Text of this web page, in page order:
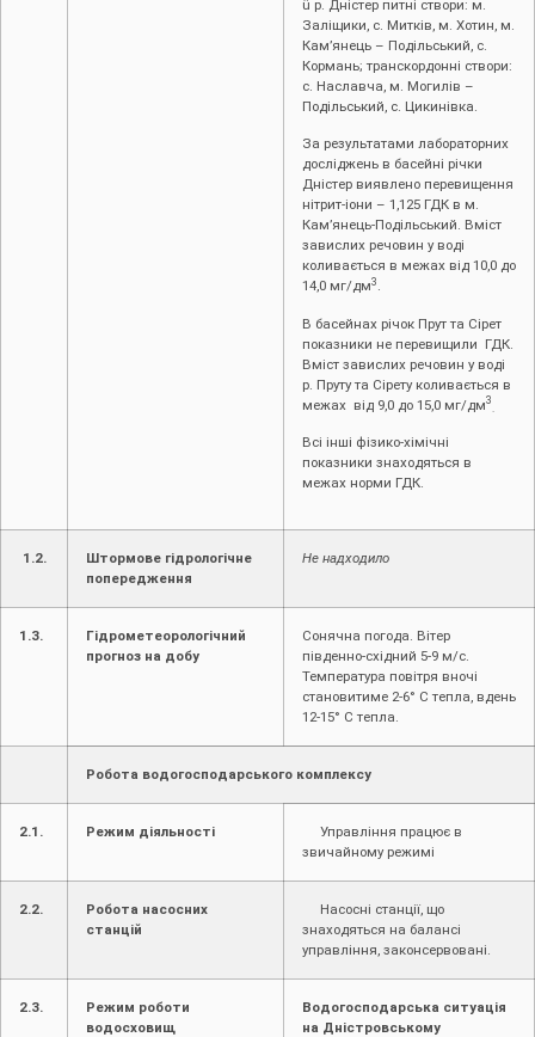
ü р. Дністер питні створи: м.
Заліщики, с. Митків, м. Хотин, м.
Кам’янець – Подільський, с.
Кормань; транскордонні створи:
с. Наславча, м. Могилів –
Подільський, с. Цикинівка.
За результатами лабораторних
досліджень в басейні річки
Дністер виявлено перевищення
нітрит-іони – 1,125 ГДК в м.
Кам’янець-Подільський. Вміст
завислих речовин у воді
коливається в межах від 10,0 до
14,0 мг/дм3 .
В басейнах річок Прут та Сірет
показники не перевищили ГДК.
Вміст завислих речовин у воді
р. Пруту та Сірету коливається в
межах від 9,0 до 15,0 мг/дм3
Всі інші фізико-хімічні
показники знаходяться в
межах норми ГДК.
1.2.
Штормове гідрологічне
попередження
Не надходило
1.3.
Гідрометеорологічний
прогноз на добу
Сонячна погода. Вітер
південно-східний 5-9 м/с.
Температура повітря вночі
становитиме 2-6° С тепла, вдень
12-15° С тепла.
Робота водогосподарського комплексу
2.1. Режим діяльності
Управління працює в
звичайному режимі
2.2.
Робота насосних
станцій
Насосні станції, що
знаходяться на балансі
управління, законсервовані.
2.3.
Режим роботи
водосховищ
Водогосподарська ситуація
на Дністровському